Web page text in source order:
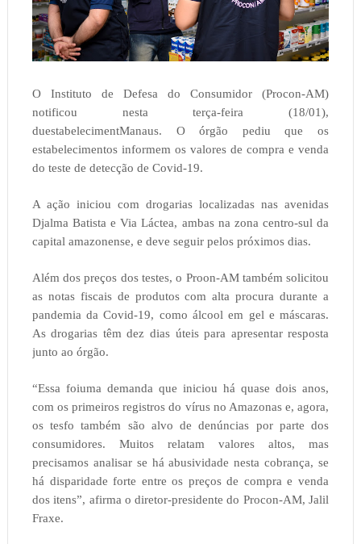
O Instituto de Defesa do Consumidor (Procon-AM)
notificou nesta terça-feira (18/01),
duestabelecimentManaus. O órgão pediu que os
estabelecimentos informem os valores de compra e venda
do teste de detecção de Covid-19.
A ação iniciou com drogarias localizadas nas avenidas
Djalma Batista e Via Láctea, ambas na zona centro-sul da
capital amazonense, e deve seguir pelos próximos dias.
Além dos preços dos testes, o Proon-AM também solicitou
as notas fiscais de produtos com alta procura durante a
pandemia da Covid-19, como álcool em gel e máscaras.
As drogarias têm dez dias úteis para apresentar resposta
junto ao órgão.
“Essa foiuma demanda que iniciou há quase dois anos,
com os primeiros registros do vírus no Amazonas e, agora,
os tesfo também são alvo de denúncias por parte dos
consumidores. Muitos relatam valores altos, mas
precisamos analisar se há abusividade nesta cobrança, se
há disparidade forte entre os preços de compra e venda
dos itens”, afirma o diretor-presidente do Procon-AM, Jalil
Fraxe.